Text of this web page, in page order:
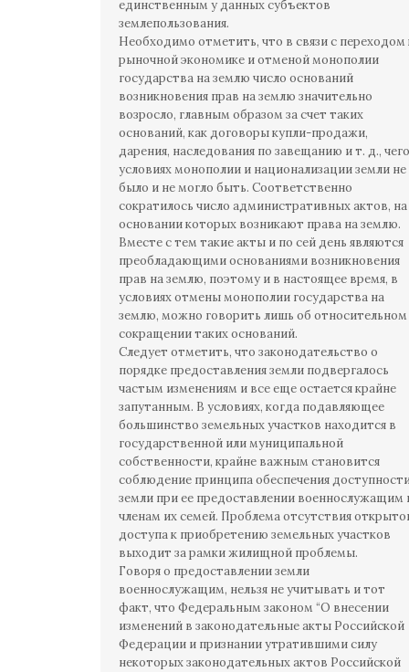
единственным у данных субъектов
землепользования.
Необходимо отметить, что в связи с переходом
рыночной экономике и отменой монополии
государства на землю число оснований
возникновения прав на землю значительно
возросло, главным образом за счет таких
оснований, как договоры купли-продажи,
дарения, наследования по завещанию и т. д.,
условиях монополии и национализации земли не
было и не могло быть. Соответственно
сократилось число административных актов, на
основании которых возникают права на землю.
Вместе с тем такие акты и по сей день являются
преобладающими основаниями возникновения
прав на землю, поэтому и в настоящее время, в
условиях отмены монополии государства на
землю, можно говорить лишь об относительном
сокращении таких оснований.
Следует отметить, что законодательство о
порядке предоставления земли подвергалось
частым изменениям и все еще остается крайне
запутанным. В условиях, когда подавляющее
большинство земельных участков находится в
государственной или муниципальной
собственности, крайне важным становится
соблюдение принципа обеспечения
земли при ее предоставлении военнослужащим
членам их семей. Проблема отсутствия
доступа к приобретению земельных участков
выходит за рамки жилищной проблемы.
Говоря о предоставлении земли
военнослужащим, нельзя не учитывать и тот
факт, что Федеральным законом “О внесении
изменений в законодательные акты Российской
Федерации и признании утратившими силу
некоторых законодательных актов Российской